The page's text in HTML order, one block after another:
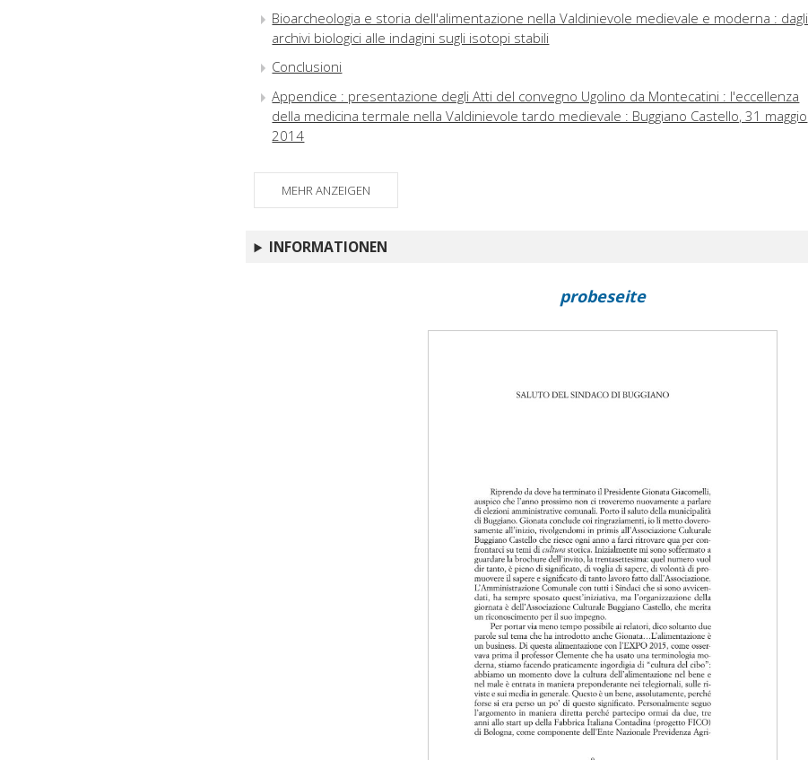
Bioarcheologia e storia dell'alimentazione nella Valdinievole medievale e moderna : dagli
archivi biologici alle indagini sugli isotopi stabili
Conclusioni
Appendice : presentazione degli Atti del convegno Ugolino da Montecatini : l'eccellenza
della medicina termale nella Valdinievole tardo medievale : Buggiano Castello, 31 maggio
2014
MEHR ANZEIGEN
INFORMATIONEN
probeseite